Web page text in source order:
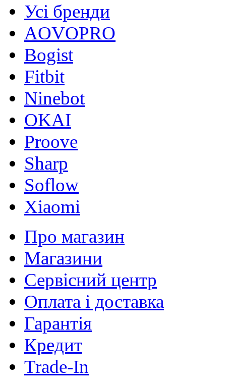
Усі бренди
AOVOPRO
Bogist
Fitbit
Ninebot
OKAI
Proove
Sharp
Soflow
Xiaomi
Про магазин
Магазини
Сервісний центр
Оплата і доставка
Гарантія
Кредит
Trade-In